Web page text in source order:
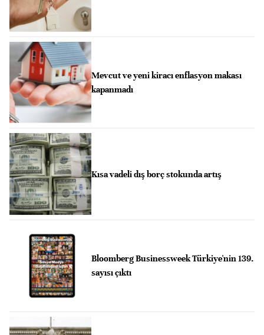
Mevcut ve yeni kiracı enflasyon makası
kapanmadı
Kısa vadeli dış borç stokunda artış
Bloomberg Businessweek Türkiye'nin 139.
sayısı çıktı